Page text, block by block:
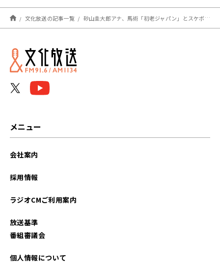
文化放送の記事一覧 砂山圭大郎アナ、馬術「初老ジャパン」とスケボー堀米選手にインタビュー「堀米選手、最後の決めた大逆転のトリックだけ、音楽を止めたらしいんです」
メニュー
会社案内
採用情報
ラジオCMご利用案内
放送基準
番組審議会
個人情報について